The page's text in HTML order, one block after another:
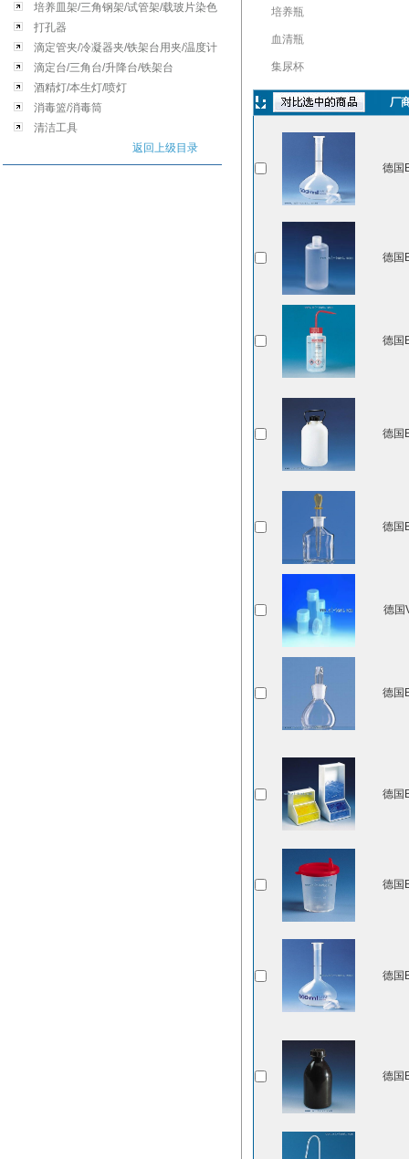
储存盒
培养皿架/三角钢架/试管架/载玻片染色
架
打孔器
滴定管夹/冷凝器夹/铁架台用夹/温度计
夹/蒸馏器夹/止水夹
滴定台/三角台/升降台/铁架台
酒精灯/本生灯/喷灯
消毒篮/消毒筒
清洁工具
返回上级目录
培养瓶
血清瓶
集尿杯
厂
德国
德国
德国
德国
德国
德国
德国
德国
德国
德国
德国